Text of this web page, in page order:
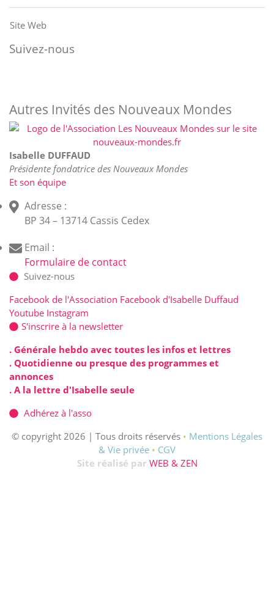
Site Web
Suivez-nous
Autres Invités des Nouveaux Mondes
Isabelle DUFFAUD
Présidente fondatrice des Nouveaux Mondes
Et son équipe
Adresse :
BP 34 – 13714 Cassis Cedex
Email :
Formulaire de contact
Suivez-nous
Facebook de l'Association Facebook d'Isabelle Duffaud
Youtube Instagram
S'inscrire à la newsletter
. Générale hebdo avec toutes les infos et lettres
. Quotidienne ou presque des programmes et
annonces
. A la lettre d'Isabelle seule
Adhérez à l'asso
© copyright 2026 | Tous droits réservés • Mentions Légales
& Vie privée • CGV
Site réalisé par WEB & ZEN